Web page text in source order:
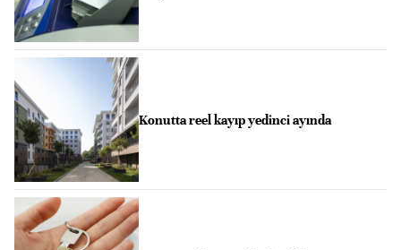
Konutta reel kayıp yedinci ayında